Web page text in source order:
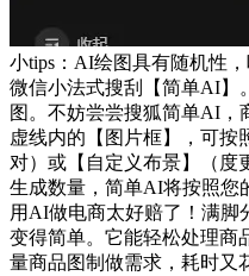
小tips：AI绘图具有随机性
微信小法式搜刮【简单AI】
图。不妨尝尝搜狐简单AI，
虚线内的【图片框】，可按
对）或【自定义布景】（度
生成数量，简单AI将按照您
用AI做电商太好赔了！满脚
变得简单。它能轻松处理商
量商品图制做需求，耗时又